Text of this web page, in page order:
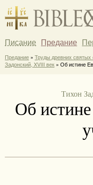
Писание Предание
Предание » Труды древних святых
Задонский, XVIII век » Об истине
Тихон
Об